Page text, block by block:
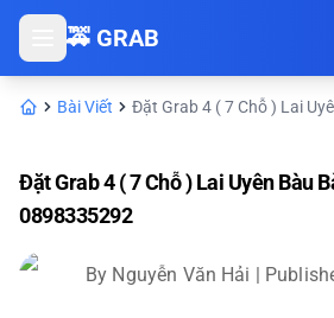
🚕 GRAB
Bài Viết Đặt Grab 4 ( 7 Chỗ ) Lai
Đặt Grab 4 ( 7 Chỗ ) Lai Uyên Bàu
0898335292
By Nguyễn Văn Hải |